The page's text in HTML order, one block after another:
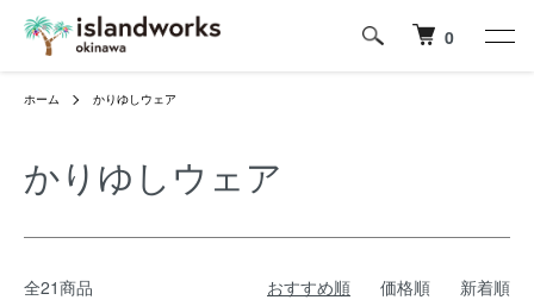
0
ホーム かりゆしウェア
かりゆしウェア
全21商品 おすすめ順 価格順 新着順